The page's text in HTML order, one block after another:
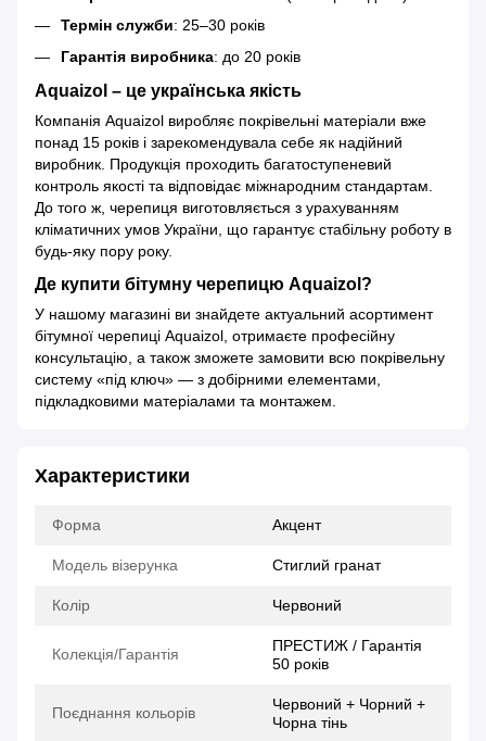
Термін служби: 25–30 років
Гарантія виробника: до 20 років
Aquaizol – це українська якість
Компанія Aquaizol виробляє покрівельні матеріали вже
понад 15 років і зарекомендувала себе як надійний
виробник. Продукція проходить багатоступеневий
контроль якості та відповідає міжнародним стандартам.
До того ж, черепиця виготовляється з урахуванням
кліматичних умов України, що гарантує стабільну роботу в
будь-яку пору року.
Де купити бітумну черепицю Aquaizol?
У нашому магазині ви знайдете актуальний асортимент
бітумної черепиці Aquaizol, отримаєте професійну
консультацію, а також зможете замовити всю покрівельну
систему «під ключ» — з добірними елементами,
підкладковими матеріалами та монтажем.
Характеристики
Форма Акцент
Модель візерунка Стиглий гранат
Колір Червоний
Колекція/Гарантія
ПРЕСТИЖ / Гарантія
50 років
Поєднання кольорів
Червоний + Чорний +
Чорна тінь